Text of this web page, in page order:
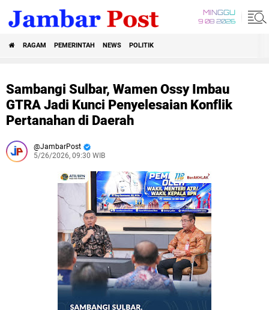
MINGGU
9 08 2026
RAGAM PEMERINTAH NEWS POLITIK
Sambangi Sulbar, Wamen Ossy Imbau
GTRA Jadi Kunci Penyelesaian Konflik
Pertanahan di Daerah
JambarPost
5/26/2026, 09:30 WIB